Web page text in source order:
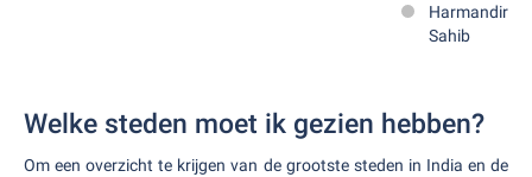
Harmandir
Sahib
Welke steden moet ik gezien hebben?
Om een overzicht te krijgen van de grootste steden in India en de